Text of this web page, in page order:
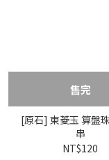
售完
[原石] 東菱玉 算盤
串
NT$120